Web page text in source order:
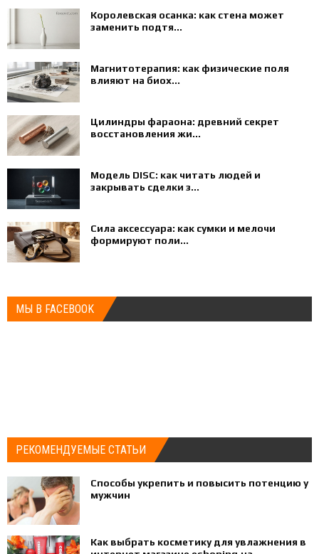
Королевская осанка: как стена может
заменить подтя...
Магнитотерапия: как физические поля
влияют на биох...
Цилиндры фараона: древний секрет
восстановления жи...
Модель DISC: как читать людей и
закрывать сделки з...
Сила аксессуара: как сумки и мелочи
формируют поли...
МЫ В FACEBOOK
РЕКОМЕНДУЕМЫЕ СТАТЬИ
Способы укрепить и повысить потенцию у
мужчин
Как выбрать косметику для увлажнения в